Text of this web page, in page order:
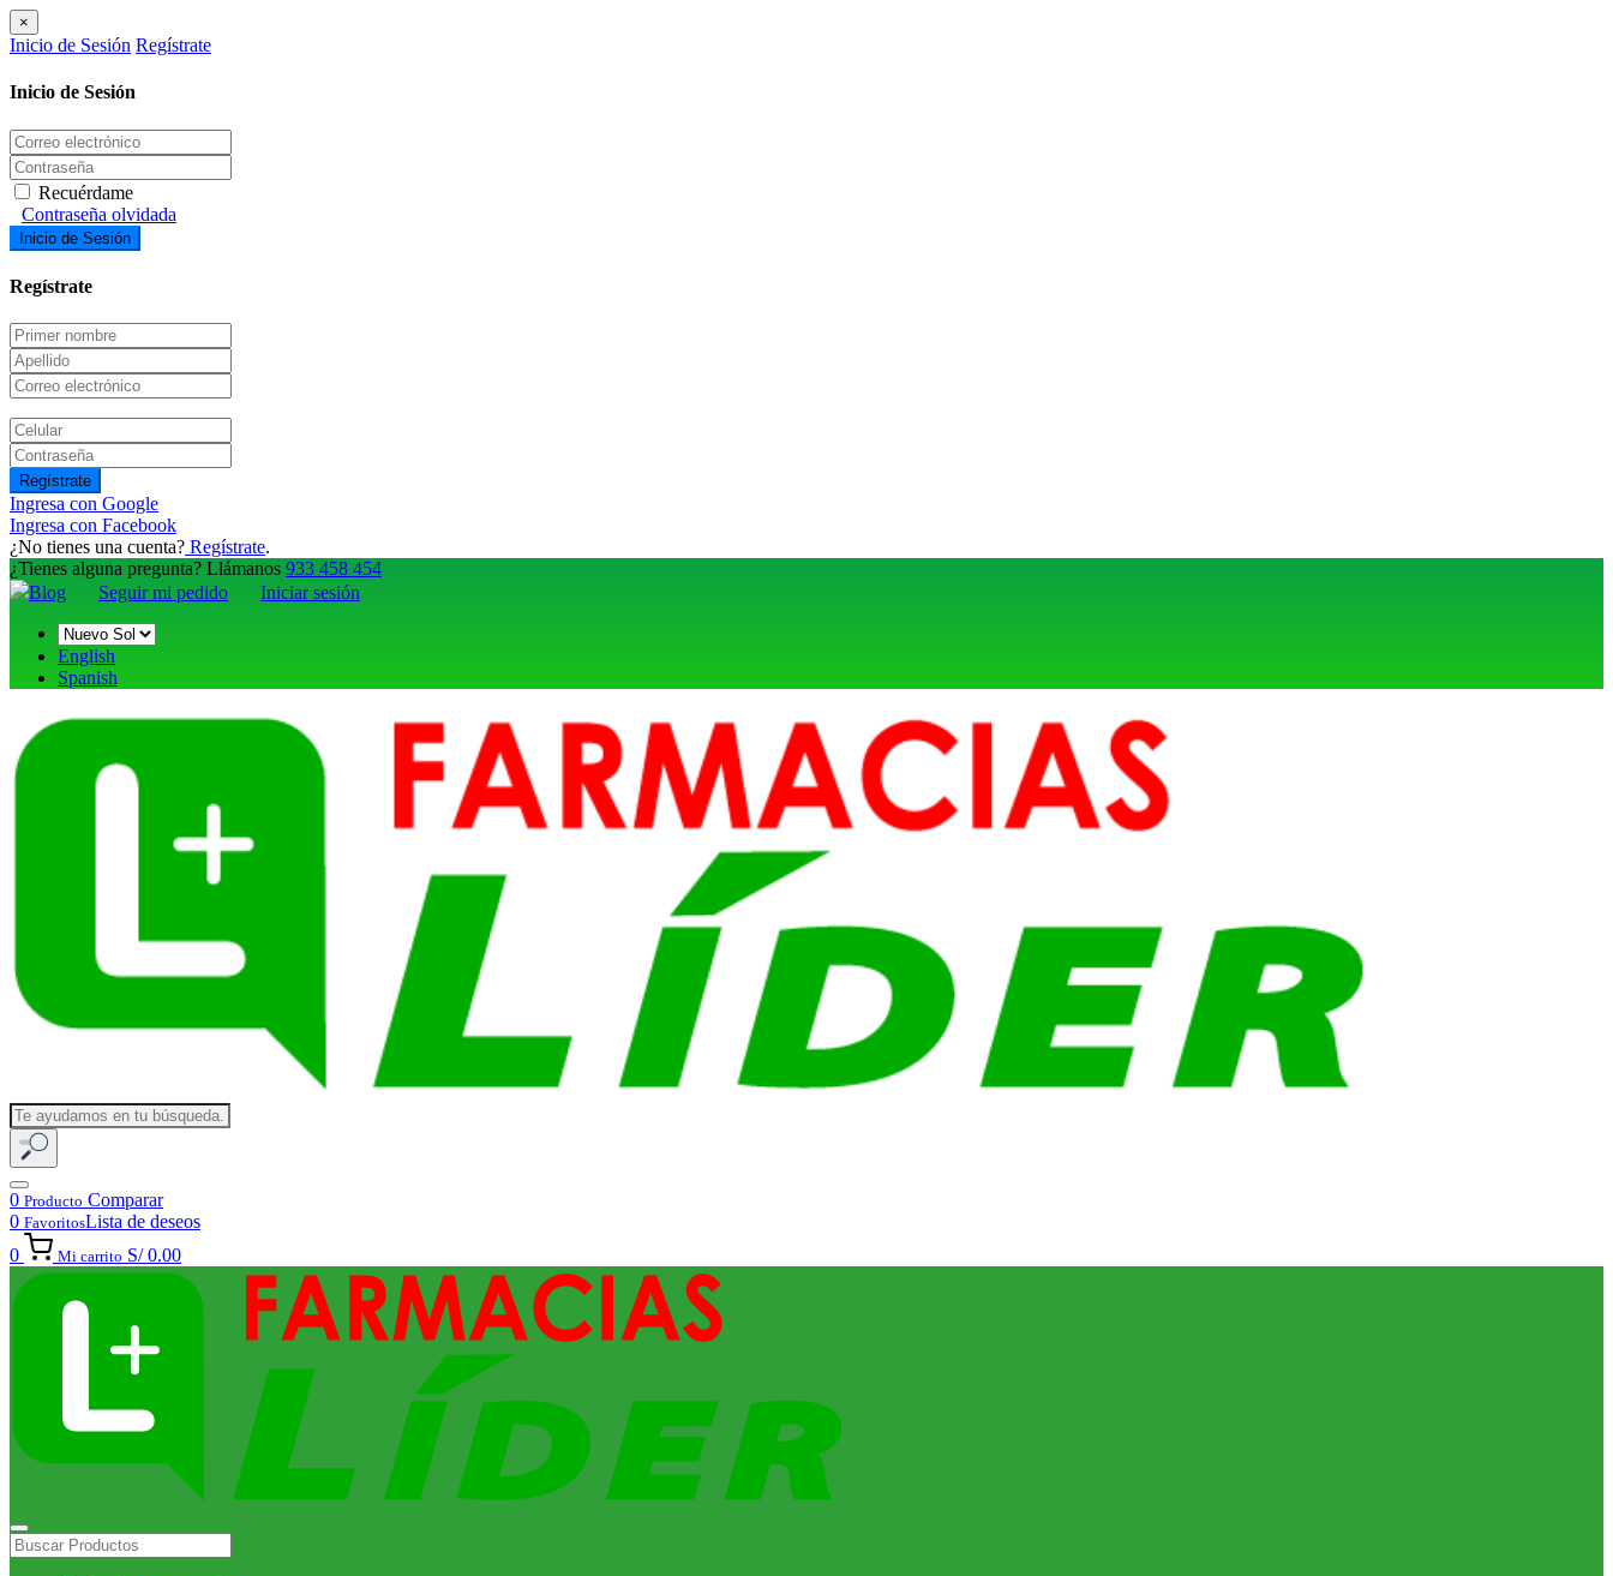
×
Inicio de Sesión Regístrate
Inicio de Sesión
Recuérdame
Contraseña olvidada
Inicio de Sesión
Regístrate
Regístrate
Ingresa con Google
Ingresa con Facebook
¿No tienes una cuenta? Regístrate.
¿Tienes alguna pregunta? Llámanos 933 458 454
Blog
Seguir mi pedido Iniciar sesión
English
Spanish
0 Producto Comparar
0 FavoritosLista de deseos
0
Mi carrito S/ 0.00